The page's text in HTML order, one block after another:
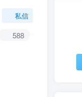
私信
588